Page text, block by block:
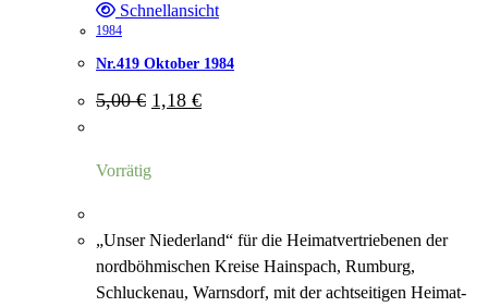
Schnellansicht
1984
Nr.419 Oktober 1984
5,00€ Ursprünglicher
Preis
1,18 €Aktueller
Preis
Vorrätig
„Unser Niederland“ für die Heimatvertriebenen der
nordböhmischen Kreise Hainspach, Rumburg,
Schluckenau, Warnsdorf, mit der achtseitigen Heimat-